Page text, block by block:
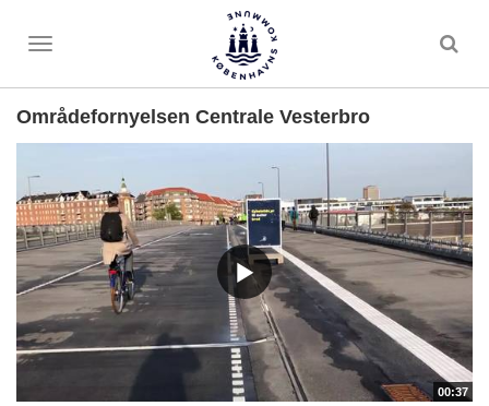
Toggle
Områdefornyelsen Centrale Vesterbro
00:37